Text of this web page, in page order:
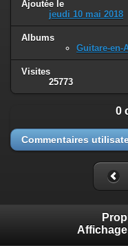
Ajoutée le
jeudi 10 mai 2018
Albums
Guitare-en-
Visites
25773
0
Commentaires